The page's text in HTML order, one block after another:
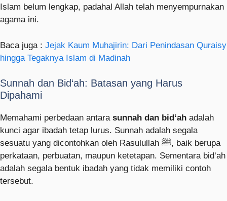
Islam belum lengkap, padahal Allah telah menyempurnakan
agama ini.
Baca juga : Jejak Kaum Muhajirin: Dari Penindasan Quraisy
hingga Tegaknya Islam di Madinah
Sunnah dan Bid‘ah: Batasan yang Harus
Dipahami
Memahami perbedaan antara sunnah dan bid‘ah adalah
kunci agar ibadah tetap lurus. Sunnah adalah segala
sesuatu yang dicontohkan oleh Rasulullah ﷺ, baik berupa
perkataan, perbuatan, maupun ketetapan. Sementara bid‘ah
adalah segala bentuk ibadah yang tidak memiliki contoh
tersebut.